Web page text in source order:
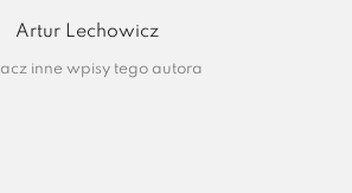
Artur Lechowicz
inne wpisy tego autora